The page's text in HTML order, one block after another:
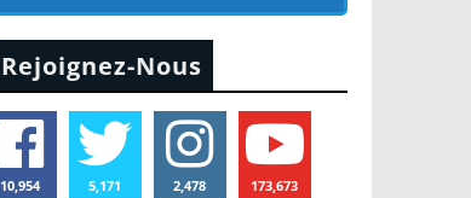
Rejoignez-Nous
10,954 5,171 2,478 173,673